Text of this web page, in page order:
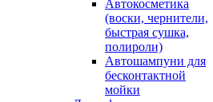
Автокосметика
(воски, чернители,
быстрая сушка,
полироли)
Автошампуни для
бесконтактной
мойки